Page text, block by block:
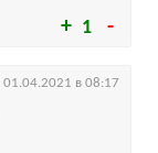
1
01.04.2021 в 08:17